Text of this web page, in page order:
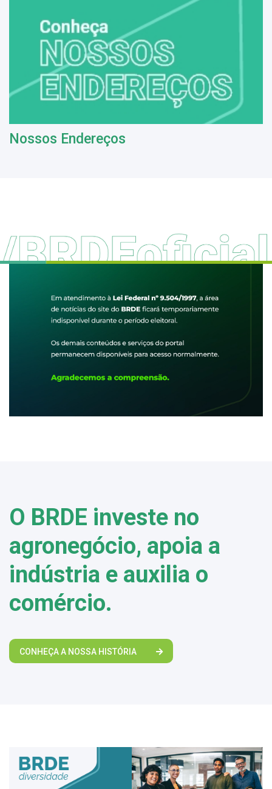
Nossos Endereços
O BRDE investe no
agronegócio, apoia a
indústria e auxilia o
comércio.
CONHEÇA A NOSSA HISTÓRIA